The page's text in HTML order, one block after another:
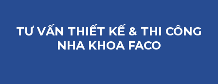
TƯ VẤN THIẾT KẾ & THI CÔNG
NHA KHOA FACO